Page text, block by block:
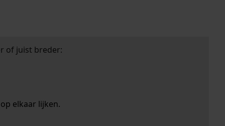
of juist breder:
elkaar lijken.